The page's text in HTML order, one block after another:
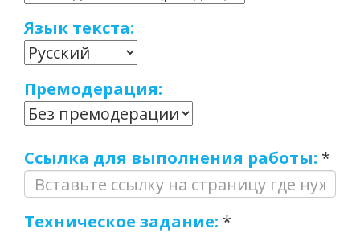
Язык текста:
Премодерация:
Ссылка для выполнения работы: *
Техническое задание: *